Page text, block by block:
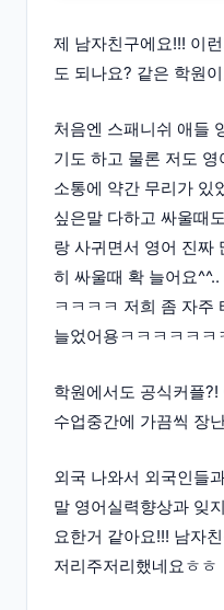
제 남자친구에요!!! 이
도 되나요? 같은 학원
처음엔 스패니쉬 애들
기도 하고 물론 저도
소통에 약간 무리가 있
싶은말 다하고 싸울때
랑 사귀면서 영어 진짜
히 싸울때 확 늘어요
ㅋㅋㅋㅋ 저희 좀 자주
늘었어용ㅋㅋㅋㅋㅋㅋ
학원에서도 공식커플
수업중간에 가끔씩 장
외국 나와서 외국인들
말 영어실력향상과 잊
요한거 같아요!!! 남자
저리주저리했네요ㅎㅎ